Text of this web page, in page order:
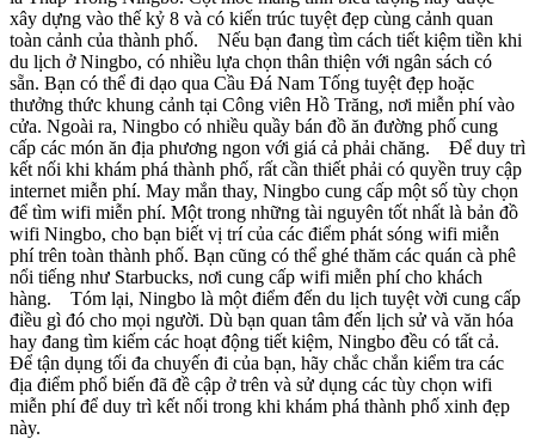
xây dựng vào thế kỷ 8 và có kiến trúc tuyệt đẹp cùng cảnh quan
toàn cảnh của thành phố. Nếu bạn đang tìm cách tiết kiệm tiền khi
du lịch ở Ningbo, có nhiều lựa chọn thân thiện với ngân sách có
sẵn. Bạn có thể đi dạo qua Cầu Đá Nam Tống tuyệt đẹp hoặc
thưởng thức khung cảnh tại Công viên Hồ Trăng, nơi miễn phí vào
cửa. Ngoài ra, Ningbo có nhiều quầy bán đồ ăn đường phố cung
cấp các món ăn địa phương ngon với giá cả phải chăng. Để duy trì
kết nối khi khám phá thành phố, rất cần thiết phải có quyền truy cập
internet miễn phí. May mắn thay, Ningbo cung cấp một số tùy chọn
để tìm wifi miễn phí. Một trong những tài nguyên tốt nhất là bản đồ
wifi Ningbo, cho bạn biết vị trí của các điểm phát sóng wifi miễn
phí trên toàn thành phố. Bạn cũng có thể ghé thăm các quán cà phê
nổi tiếng như Starbucks, nơi cung cấp wifi miễn phí cho khách
hàng. Tóm lại, Ningbo là một điểm đến du lịch tuyệt vời cung cấp
điều gì đó cho mọi người. Dù bạn quan tâm đến lịch sử và văn hóa
hay đang tìm kiếm các hoạt động tiết kiệm, Ningbo đều có tất cả.
Để tận dụng tối đa chuyến đi của bạn, hãy chắc chắn kiểm tra các
địa điểm phổ biến đã đề cập ở trên và sử dụng các tùy chọn wifi
miễn phí để duy trì kết nối trong khi khám phá thành phố xinh đẹp
này.